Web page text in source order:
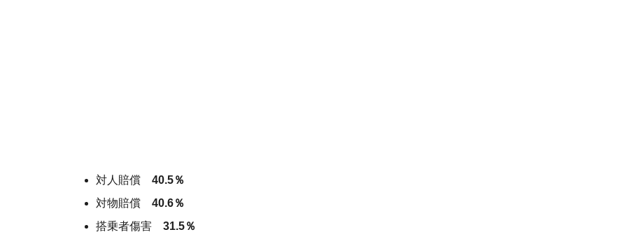
対人賠償 40.5％
対物賠償 40.6％
搭乗者傷害 31.5％